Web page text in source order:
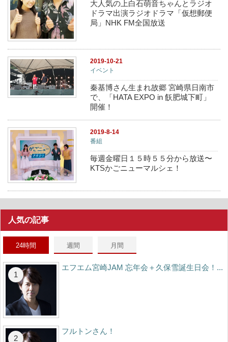
大人気の上白石萌音ちゃんとラジオ
ドラマ出演ラジオドラマ「仮想郵便
局」NHK FM全国放送
2019-10-21
イベント
秦基博さん生まれ故郷 宮崎県日南市
で、「HATA EXPO in 飫肥城下町」
開催！
2019-8-14
番組
毎週金曜日１５時５５分から放送〜
KTSかごニューマルシェ！
人気の記事
24時間 週間 月間
エフエム宮崎JAM 忘年会＋久保雪誕生日会！...
フルトンさん！